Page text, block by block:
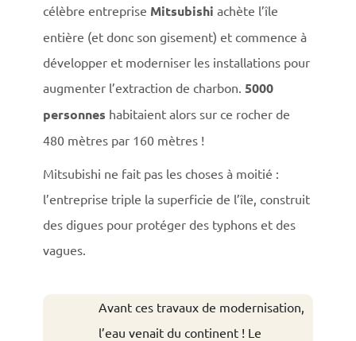
célèbre entreprise Mitsubishi achète l’île
entière (et donc son gisement) et commence à
développer et moderniser les installations pour
augmenter l’extraction de charbon. 5000
personnes habitaient alors sur ce rocher de
480 mètres par 160 mètres !
Mitsubishi ne fait pas les choses à moitié :
l’entreprise triple la superficie de l’île, construit
des digues pour protéger des typhons et des
vagues.
Avant ces travaux de modernisation,
l’eau venait du continent ! Le